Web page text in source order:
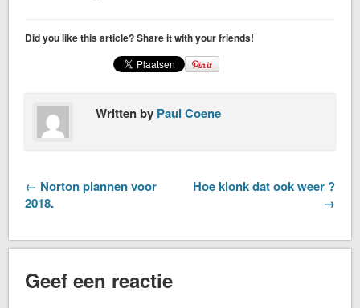
Did you like this article? Share it with your friends!
Written by Paul Coene
← Norton plannen voor
2018.
Hoe klonk dat ook weer ?
→
Geef een reactie